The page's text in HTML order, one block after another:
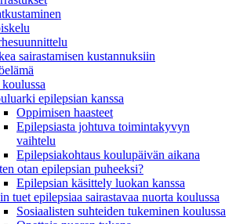
sairastamisen kustannuksiin
epilepsian kanssa
Oppimisen haasteet
Epilepsiasta johtuva toimintakyvyn
vaihtelu
Epilepsiakohtaus koulupäivän aikana
otan epilepsian puheeksi?
Epilepsian käsittely luokan kanssa
tuet epilepsiaa sairastavaa nuorta koulussa
Sosiaalisten suhteiden tukeminen koulussa